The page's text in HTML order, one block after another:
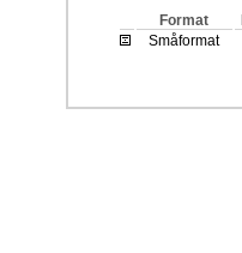
Format
Småformat